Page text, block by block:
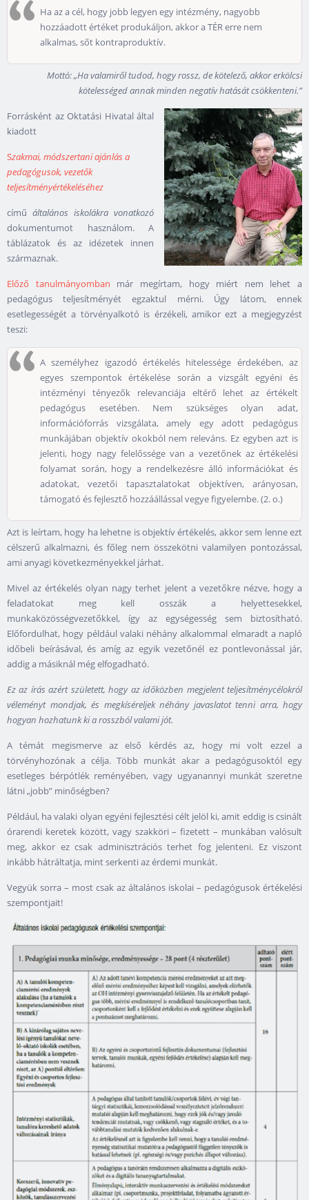
Ha az a cél, hogy jobb legyen egy intézmény, nagyobb
hozzáadott értéket produkáljon, akkor a TÉR erre nem
alkalmas, sőt kontraproduktív.
Mottó: „Ha valamiről tudod, hogy rossz, de kötelező, akkor erkölcsi
kötelességed annak minden negatív hatását csökkenteni.”
Forrásként az Oktatási Hivatal által
kiadott
Szakmai, módszertani ajánlás a
pedagógusok, vezetők
teljesítményértékeléséhez
című általános iskolákra vonatkozó
dokumentumot használom. A
táblázatok és az idézetek innen
származnak.
Előző tanulmányomban már megírtam, hogy miért nem lehet a
pedagógus teljesítményét egzaktul mérni. Úgy látom, ennek
esetlegességét a törvényalkotó is érzékeli, amikor ezt a megjegyzést
teszi:
A személyhez igazodó értékelés hitelessége érdekében, az
egyes szempontok értékelése során a vizsgált egyéni és
intézményi tényezők relevanciája eltérő lehet az értékelt
pedagógus esetében. Nem szükséges olyan adat,
információforrás vizsgálata, amely egy adott pedagógus
munkájában objektív okokból nem releváns. Ez egyben azt is
jelenti, hogy nagy felelőssége van a vezetőnek az értékelési
folyamat során, hogy a rendelkezésre álló információkat és
adatokat, vezetői tapasztalatokat objektíven, arányosan,
támogató és fejlesztő hozzáállással vegye figyelembe. (2. o.)
Azt is leírtam, hogy ha lehetne is objektív értékelés, akkor sem lenne ezt
célszerű alkalmazni, és főleg nem összekötni valamilyen pontozással,
ami anyagi következményekkel járhat.
Mivel az értékelés olyan nagy terhet jelent a vezetőkre nézve, hogy a
feladatokat meg kell osszák a helyettesekkel,
munkaközösségvezetőkkel, így az egységesség sem biztosítható.
Előfordulhat, hogy például valaki néhány alkalommal elmaradt a napló
időbeli beírásával, és amíg az egyik vezetőnél ez pontlevonással jár,
addig a másiknál még elfogadható.
Ez az írás azért született, hogy az időközben megjelent teljesítménycélokról
véleményt mondjak, és megkíséreljek néhány javaslatot tenni arra, hogy
hogyan hozhatunk ki a rosszból valami jót.
A témát megismerve az első kérdés az, hogy mi volt ezzel a
törvényhozónak a célja. Több munkát akar a pedagógusoktól egy
esetleges bérpótlék reményében, vagy ugyanannyi munkát szeretne
látni „jobb” minőségben?
Például, ha valaki olyan egyéni fejlesztési célt jelöl ki, amit eddig is csinált
órarendi keretek között, vagy szakköri – fizetett – munkában valósult
meg, akkor ez csak adminisztrációs terhet fog jelenteni. Ez viszont
inkább hátráltatja, mint serkenti az érdemi munkát.
Vegyük sorra – most csak az általános iskolai – pedagógusok értékelési
szempontjait!